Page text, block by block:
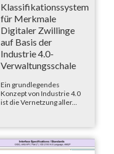
Klassifikationssystem
für Merkmale
Digitaler Zwillinge
auf Basis der
Industrie 4.0-
Verwaltungsschale
Ein grundlegendes
Konzept von Industrie 4.0
ist die Vernetzung aller...